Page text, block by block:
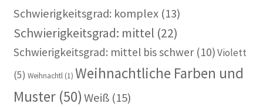
Schwierigkeitsgrad: komplex(13)
Schwierigkeitsgrad: mittel (22)
Schwierigkeitsgrad: mittel bis schwer(10)Violett
(5) Weihnachtl(1) Weihnachtliche Farben und
Muster(50)Weiß(15)